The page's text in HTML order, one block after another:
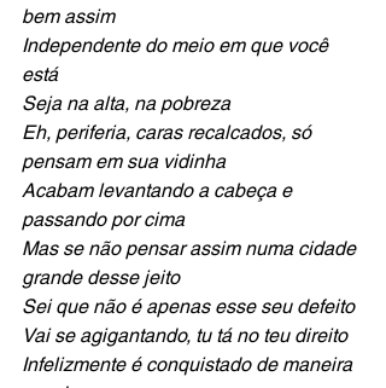
bem assim
Independente do meio em que você
está
Seja na alta, na pobreza
Eh, periferia, caras recalcados, só
pensam em sua vidinha
Acabam levantando a cabeça e
passando por cima
Mas se não pensar assim numa cidade
grande desse jeito
Sei que não é apenas esse seu defeito
Vai se agigantando, tu tá no teu direito
Infelizmente é conquistado de maneira